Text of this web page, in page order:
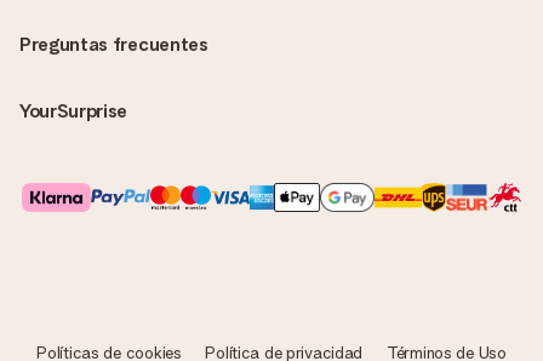
Preguntas frecuentes
YourSurprise
Políticas de cookies Política de privacidad Términos de Uso